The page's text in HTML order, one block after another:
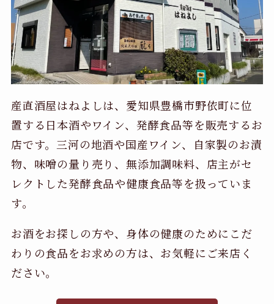
産直酒屋はねよしは、愛知県豊橋市野依町に位
置する日本酒やワイン、発酵食品等を販売するお
店です。三河の地酒や国産ワイン、自家製のお漬
物、味噌の量り売り、無添加調味料、店主がセ
レクトした発酵食品や健康食品等を扱っていま
す。
お酒をお探しの方や、身体の健康のためにこだ
わりの食品をお求めの方は、お気軽にご来店く
ださい。